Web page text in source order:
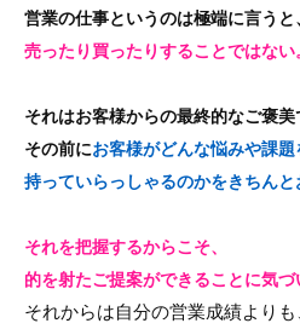
営業の仕事というのは極端に言うと、
売ったり買ったりすることではない。
それはお客様からの最終的なご褒美
その前にお客様がどんな悩みや課題
持っていらっしゃるのかをきちんと
それを把握するからこそ、
的を射たご提案ができることに気づ
それからは自分の営業成績よりも